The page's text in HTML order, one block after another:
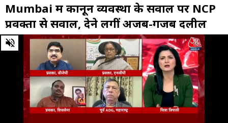
Mumbai में कानून व्यवस्था के सवाल पर NCP
प्रवक्ता से सवाल, देने लगीं अजब-गजब दलील
0
of
minutes,
seconds